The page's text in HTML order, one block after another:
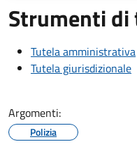
Strumenti
Tutela amministrativa
Tutela giurisdizionale
Argomenti:
Polizia